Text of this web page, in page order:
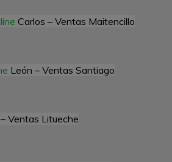
Carlos – Ventas Maitencillo
León – Ventas Santiago
Ventas Litueche